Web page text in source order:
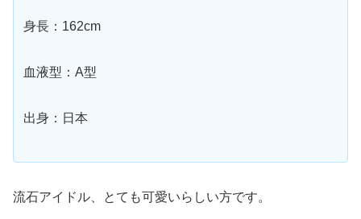
身長：162cm
血液型：A型
出身：日本
流石アイドル、とても可愛いらしい方です。